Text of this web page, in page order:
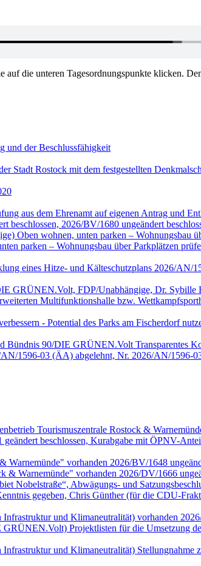
die unteren Tagesordnungspunkte klicken.
und der Beschlussfähigkeit
Stadt Rostock mit dem festgestellten
aus dem Ehrenamt auf eigenen Antrag und
beschlossen, 2026/BV/1680 ungeändert
Oben wohnen, unten parken – Wohnungsbau
parken – Wohnungsbau über Parkplätzen
eines Hitze- und Kälteschutzplans 2026/AN/
GRÜNEN.Volt, FDP/Unabhängige, Dr. Sybille
Multifunktionshalle bzw.
- Potential des Parks am Fischerdorf
Bündnis 90/DIE GRÜNEN.Volt Transparentes
1596-03 (ÄA) abgelehnt, Nr. 2026/AN/
Tourismuszentrale Rostock &
beschlossen, Kurabgabe mit ÖPNV-
Warnemünde" vorhanden 2026/BV/1648
& Warnemünde" vorhanden 2026/DV/1666
Nobelstraße“, Abwägungs- und
gegeben, Chris Günther (für die CDU-
und Klimaneutralität) vorhanden
Projektlisten für die Umsetzung
und Klimaneutralität)